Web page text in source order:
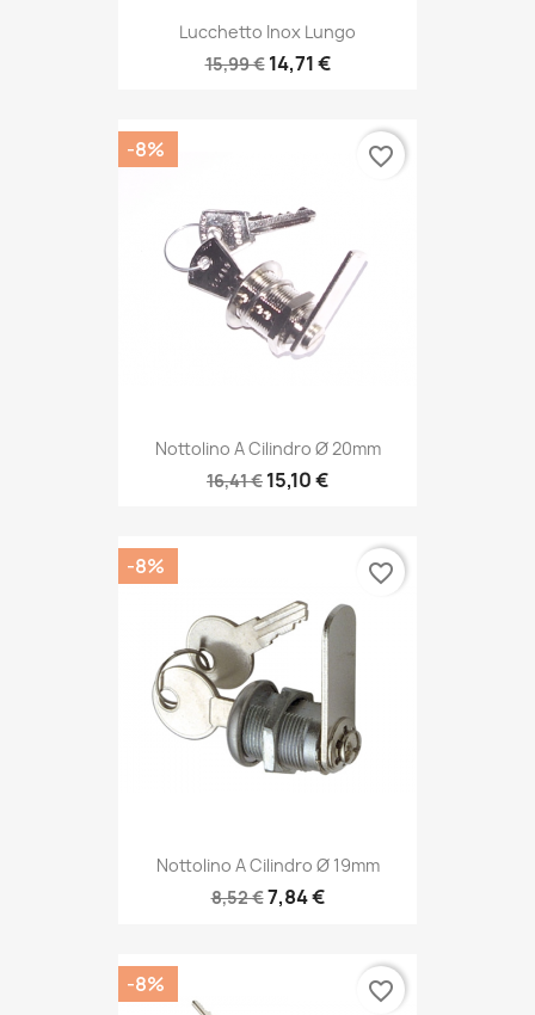
Lucchetto Inox Lungo
15,99 € 14,71 €
Nottolino A Cilindro Ø 20mm
16,41 € 15,10 €
-8% favorite_border
Nottolino A Cilindro Ø 19mm
8,52 €7,84 €
-8% favorite_border
-8% favorite_border